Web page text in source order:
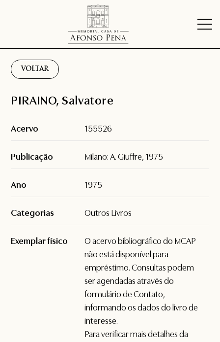
VOLTAR
PIRAINO, Salvatore
Acervo 155526
Publicação Milano: A. Giuffre, 1975
Ano 1975
Categorias Outros Livros
Exemplar físico
O acervo bibliográfico do MCAP
não está disponível para
empréstimo. Consultas podem
ser agendadas através do
formulário deContato,
informando os dados do livro de
interesse.
Para verificar mais detalhes da